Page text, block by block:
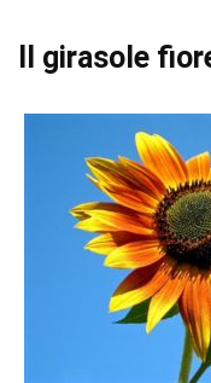
Il girasole